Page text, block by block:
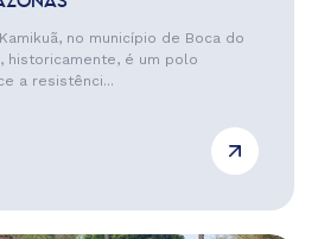
no município de Boca do
historicamente, é um polo
a resistênci...